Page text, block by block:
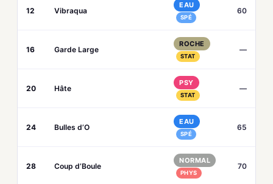
12 Vibraqua
EAU
SPÉ
60
16 Garde Large
ROCHE
STAT
—
20 Hâte
PSY
STAT
—
24 Bulles d’O
EAU
SPÉ
65
28 Coup d’Boule
NORMAL
PHYS
70